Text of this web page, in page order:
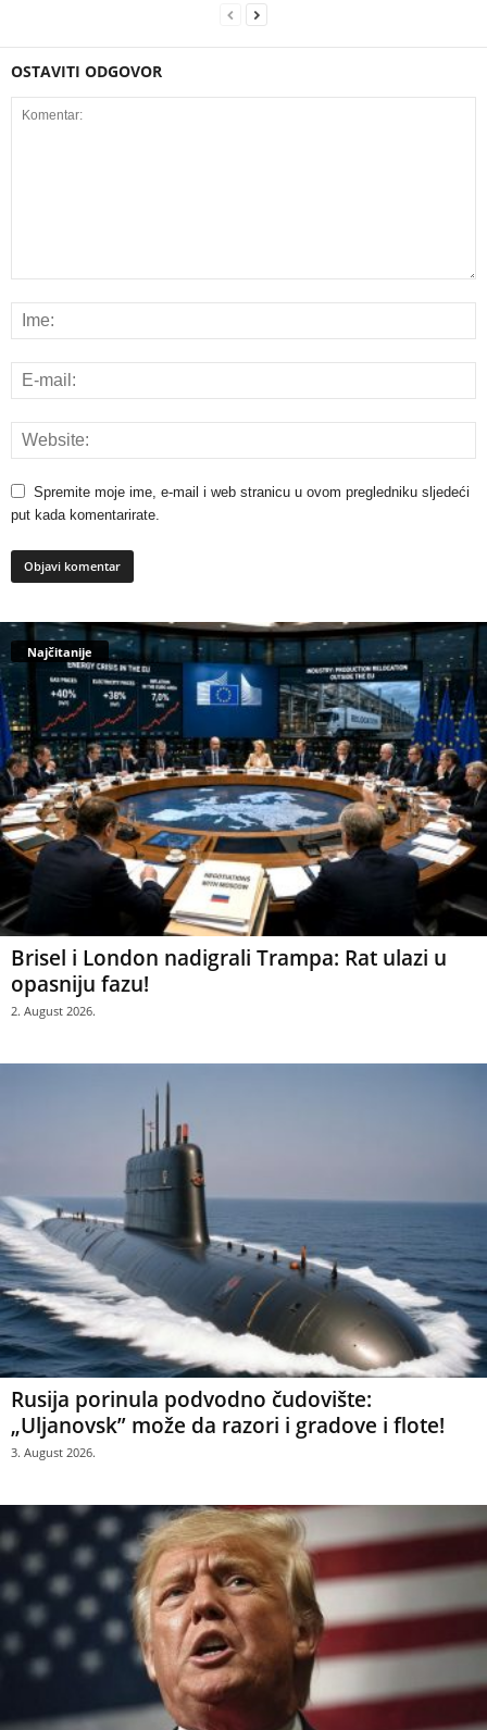
OSTAVITI ODGOVOR
Spremite moje ime, e-mail i web stranicu u ovom pregledniku sljedeći
put kada komentarirate.
Najčitanije
Brisel i London nadigrali Trampa: Rat ulazi u
opasniju fazu!
2. August 2026.
Rusija porinula podvodno čudovište:
„Uljanovsk” može da razori i gradove i flote!
3. August 2026.